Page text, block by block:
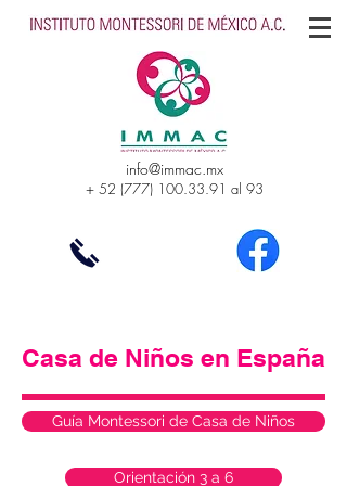
info@immac.mx
+ 52 (777) 100.33.91 al 93
Casa de Niños en España
Guía Montessori de Casa de Niños
Orientación 3 a 6